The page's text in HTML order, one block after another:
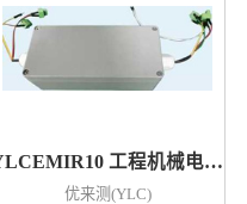
YLCEMIR10 工程机械电磁干扰抑制器
优来测(YLC)